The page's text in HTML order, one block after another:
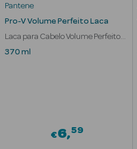
Pantene
Pro-V Volume Perfeito Laca
Laca para Cabelo Volume Perfeito
Fixação 5
370 ml
€6 59